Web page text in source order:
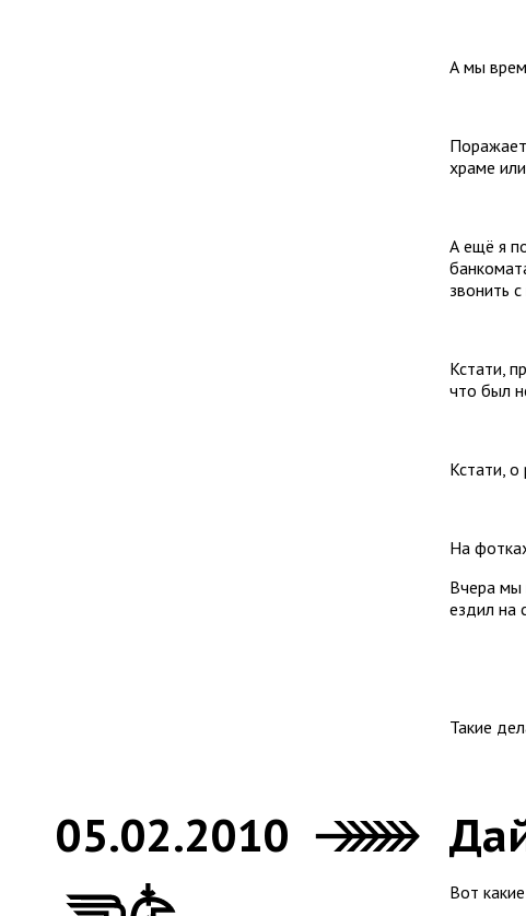
А мы
храме
А ещё я
звонить
Кстати,
что был
Кстати, о
На
Вчера мы
ездил на
Такие
05.02.2010
Вот